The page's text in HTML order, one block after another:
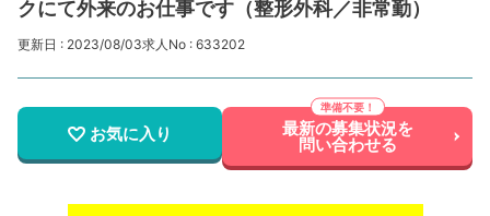
クにて外来のお仕事です（整形外科／非常勤）
更新日 : 2023/08/03求人No : 633202
お気に入り 最新の募集状況を
問い合わせる